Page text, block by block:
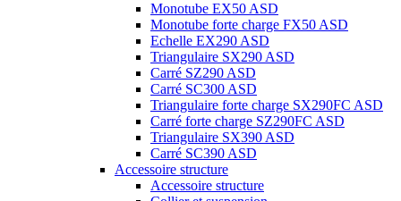
Monotube EX50 ASD
Monotube forte charge FX50 ASD
Echelle EX290 ASD
Triangulaire SX290 ASD
Carré SZ290 ASD
Carré SC300 ASD
Triangulaire forte charge SX290FC ASD
Carré forte charge SZ290FC ASD
Triangulaire SX390 ASD
Carré SC390 ASD
Accessoire structure
Accessoire structure